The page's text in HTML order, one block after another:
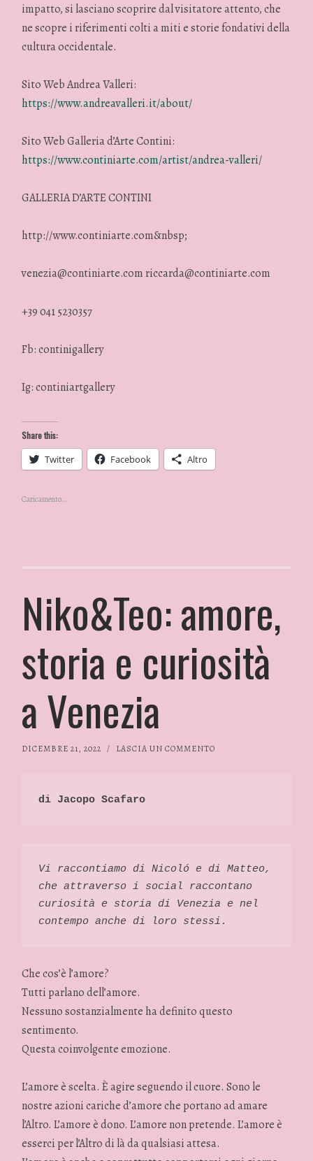
impatto, si lasciano scoprire dal visitatore attento, che
ne scopre i riferimenti colti a miti e storie fondativi della
cultura occidentale.
Sito Web Andrea Valleri:
https://www.andreavalleri.it/about/
Sito Web Galleria d’Arte Contini:
https://www.continiarte.com/artist/andrea-valleri/
GALLERIA D’ARTE CONTINI
http://www.continiarte.com&nbsp;
venezia@continiarte.comriccarda@continiarte.com
+39 041 5230357
Fb: continigallery
Ig: continiartgallery
Share this:
Twitter Facebook Altro
Caricamento...
Niko&Teo: amore,
storia e curiosità
a Venezia
DICEMBRE 21, 2022 / LASCIA UN COMMENTO
di Jacopo Scafaro
Vi raccontiamo di Nicoló e di Matteo,
che attraverso i social raccontano
curiosità e storia di Venezia e nel
contempo anche di loro stessi.
Che cos’è l’amore?
Tutti parlano dell’amore.
Nessuno sostanzialmente ha definito questo
sentimento.
Questa coinvolgente emozione.
L’amore è scelta. È agire seguendo il cuore. Sono le
nostre azioni cariche d’amore che portano ad amare
l’Altro. L’amore è dono. L’amore non pretende. L’amore è
esserci per l’Altro di là da qualsiasi attesa.